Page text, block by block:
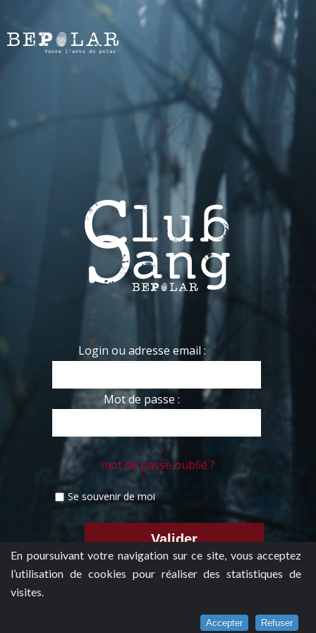
En poursuivant votre navigation sur ce site, vous acceptez
l’utilisation de cookies pour réaliser des statistiques de
visites.
Accepter Refuser
Login ou adresse email :
Mot de passe :
mot de passe oublié ?
Se souvenir de moi